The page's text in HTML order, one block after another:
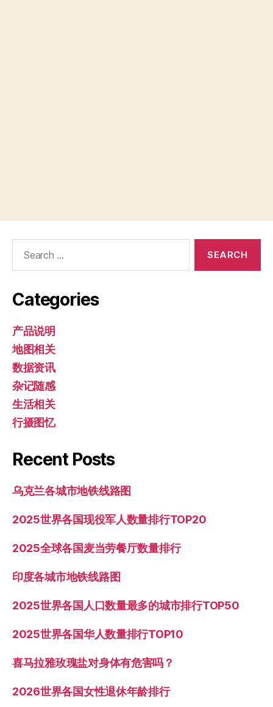
Categories
产品说明
地图相关
数据资讯
杂记随感
生活相关
行摄图忆
Recent Posts
乌克兰各城市地铁线路图
2025世界各国现役军人数量排行TOP20
2025全球各国麦当劳餐厅数量排行
印度各城市地铁线路图
2025世界各国人口数量最多的城市排行TOP50
2025世界各国华人数量排行TOP10
喜马拉雅玫瑰盐对身体有危害吗？
2026世界各国女性退休年龄排行